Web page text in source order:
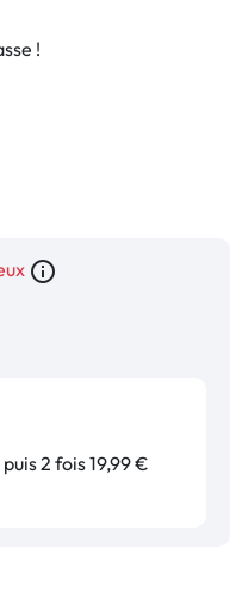
!
info_outline
2 fois 19,99 €